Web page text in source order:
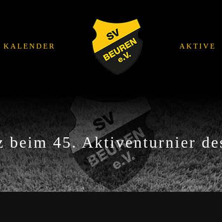
KALENDER AKTIVE
beim 45. Aktiventurnier